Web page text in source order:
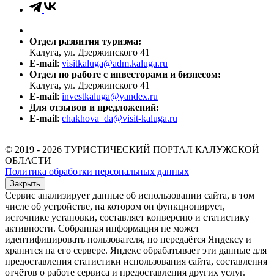
Отдел развития туризма:
Калуга, ул. Дзержинского 41
E-mail: visitkaluga@adm.kaluga.ru
Отдел по работе с инвесторами и бизнесом:
Калуга, ул. Дзержинского 41
E-mail: investkaluga@yandex.ru
Для отзывов и предложений:
E-mail: chakhova_da@visit-kaluga.ru
© 2019 - 2026 ТУРИСТИЧЕСКИЙ ПОРТАЛ КАЛУЖСКОЙ
ОБЛАСТИ
Политика обработки персональных данных
Закрыть
Сервис анализирует данные об использовании сайта, в том
числе об устройстве, на котором он функционирует,
источнике установки, составляет конверсию и статистику
активности. Собранная информация не может
идентифицировать пользователя, но передаётся Яндексу и
хранится на его сервере. Яндекс обрабатывает эти данные для
предоставления статистики использования сайта, составления
отчётов о работе сервиса и предоставления других услуг.